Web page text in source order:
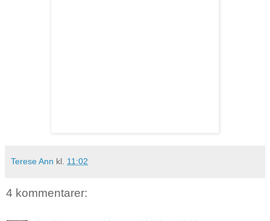
Terese Ann kl. 11:02
4 kommentarer: